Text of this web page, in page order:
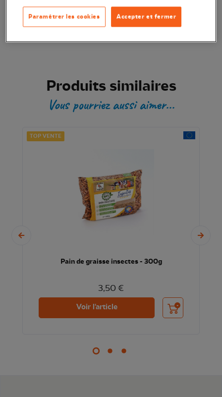
Produits similaires
Vous pourriez aussi aimer...
TOP VENTE
Pain de graisse insectes - 300g
3,50 €
Voir l'article Ajouter au panier
Accepter et fermer
Paramétrer les cookies